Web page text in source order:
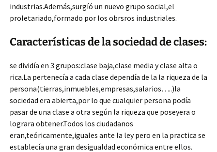
industrias.Además,surgíó un nuevo grupo social,el
proletariado,formado por los obrsros industriales.
Características de la sociedad de clases:
se dividía en 3 grupos:clase baja,clase media y clase alta o
rica.La pertenecía a cada clase dependía de la la riqueza de la
persona(tierras,inmuebles,empresas,salarios…..)la
sociedad era abierta,por lo que cualquier persona podía
pasar de una clase a otra según la riqueza que poseyera o
lograra obtener.Todos los ciudadanos
eran,teóricamente,iguales ante la ley pero en la practica se
establecía una gran desigualdad económica entre ellos.